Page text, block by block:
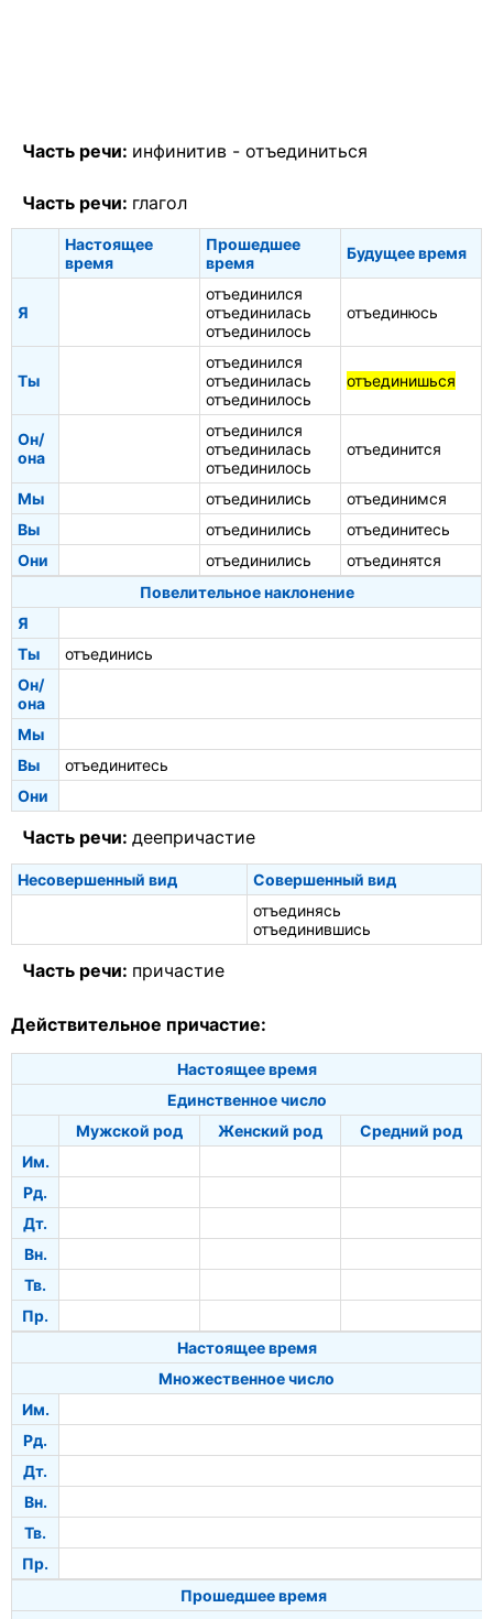
Часть речи: инфинитив - отъединиться
Часть речи: глагол
Настоящее
время
Прошедшее
время
Будущее время
Я
отъединился
отъединилась
отъединилось
отъединюсь
Ты
отъединился
отъединилась
отъединилось
отъединишься
Он/
она
отъединился
отъединилась
отъединилось
отъединится
Мы отъединились
отъединимся
Вы
отъединились
отъединитесь
Они
отъединились
отъединятся
Повелительное наклонение
Я
Ты
отъединись
Он/
она
Мы
Вы
отъединитесь
Они
Часть речи: деепричастие
Несовершенный вид
Совершенный вид
отъединясь
отъединившись
Часть речи: причастие
Действительное причастие:
Настоящее время
Единственное число
Мужской род
Женский род
Средний род
Им.
Рд.
Дт.
Вн.
Тв.
Пр.
Настоящее время
Множественное число
Им.
Рд.
Дт.
Вн.
Тв.
Пр.
Прошедшее время